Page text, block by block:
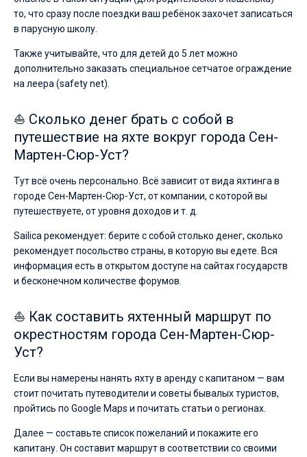
то, что сразу после поездки ваш ребёнок захочет записаться
в парусную школу.
Также учитывайте, что для детей до 5 лет можно
дополнительно заказать специальное сетчатое ограждение
на леера (safety net).
⛵ Сколько денег брать с собой в
путешествие на яхте вокруг города Сен-
Мартен-Сюр-Уст?
Тут всё очень персонально. Всё зависит от вида яхтинга в
городе Сен-Мартен-Сюр-Уст, от компании, с которой вы
путешествуете, от уровня доходов и т. д.
Sailica рекомендует: берите с собой столько денег, сколько
рекомендует посольство страны, в которую вы едете. Вся
информация есть в открытом доступе на сайтах государств
и бесконечном количестве форумов.
⛵ Как составить яхтенный маршрут по
окрестностям города Сен-Мартен-Сюр-
Уст?
Если вы намерены нанять яхту в аренду с капитаном — вам
стоит почитать путеводители и советы бывалых туристов,
пройтись по Google Maps и почитать статьи о регионах.
Далее — составьте список пожеланий и покажите его
капитану. Он составит маршрут в соответствии со своими